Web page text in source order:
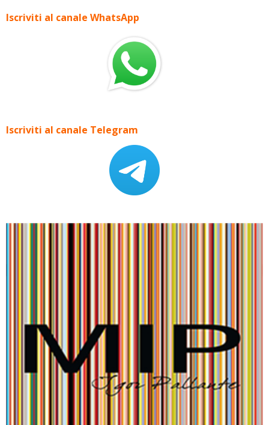
Iscriviti al canale WhatsApp
Iscriviti al canale Telegram